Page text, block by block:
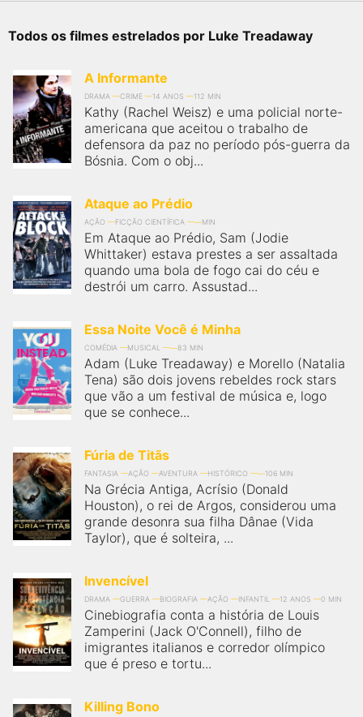
Todos os filmes estrelados por Luke Treadaway
A Informante
DRAMA CRIME 14 ANOS 112 MIN
Kathy (Rachel Weisz) e uma policial norte-
americana que aceitou o trabalho de
defensora da paz no período pós-guerra da
Bósnia. Com o obj...
Ataque ao Prédio
AÇÃO FICÇÃO CIENTÍFICA MIN
Em Ataque ao Prédio, Sam (Jodie
Whittaker) estava prestes a ser assaltada
quando uma bola de fogo cai do céu e
destrói um carro. Assustad...
Essa Noite Você é Minha
COMÉDIA MUSICAL 83 MIN
Adam (Luke Treadaway) e Morello (Natalia
Tena) são dois jovens rebeldes rock stars
que vão a um festival de música e, logo
que se conhece...
Fúria de Titãs
FANTASIA AÇÃO AVENTURA HISTÓRICO 106 MIN
Na Grécia Antiga, Acrísio (Donald
Houston), o rei de Argos, considerou uma
grande desonra sua filha Dânae (Vida
Taylor), que é solteira, ...
Invencível
DRAMA GUERRA BIOGRAFIA AÇÃO INFANTIL 12 ANOS 0 MIN
Cinebiografia conta a história de Louis
Zamperini (Jack O'Connell), filho de
imigrantes italianos e corredor olímpico
que é preso e tortu...
Killing Bono